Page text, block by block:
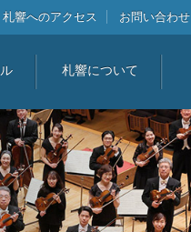
札響へのアクセス お問い合わせ
札響について